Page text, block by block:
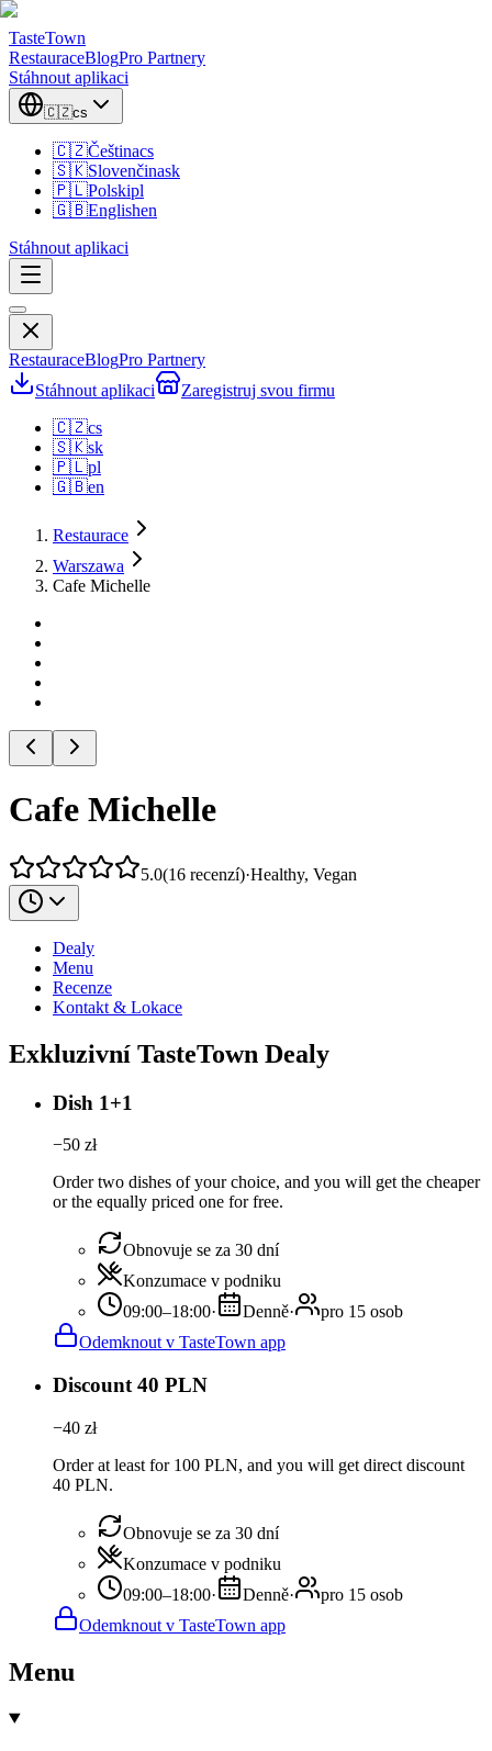
TasteTown
RestauraceBlogPro Partnery
Stáhnout aplikaci
🇨🇿cs
🇨🇿Češtinacs
🇸🇰Slovenčinask
🇵🇱Polskipl
🇬🇧Englishen
Stáhnout aplikaci
RestauraceBlogPro Partnery
Stáhnout aplikaci
Zaregistruj svou firmu
🇨🇿cs
🇸🇰sk
🇵🇱pl
🇬🇧en
Restaurace
Warszawa
Cafe Michelle
Cafe Michelle
5.0(16 recenzí)·Healthy, Vegan
Dealy
Menu
Recenze
Kontakt & Lokace
Exkluzivní TasteTown Dealy
Dish 1+1
−50 zł
Order two dishes of your choice, and you will get the cheaper
or the equally priced one for free.
Obnovuje se za 30 dní
Konzumace v podniku
09:00–18:00· Denně·
pro 15 osob
Odemknout v TasteTown app
Discount 40 PLN
−40 zł
Order at least for 100 PLN, and you will get direct discount
40 PLN.
Obnovuje se za 30 dní
Konzumace v podniku
09:00–18:00· Denně·
pro 15 osob
Odemknout v TasteTown app
Menu